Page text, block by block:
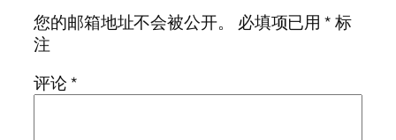
您的邮箱地址不会被公开。
必填项已用*标
注
评论*